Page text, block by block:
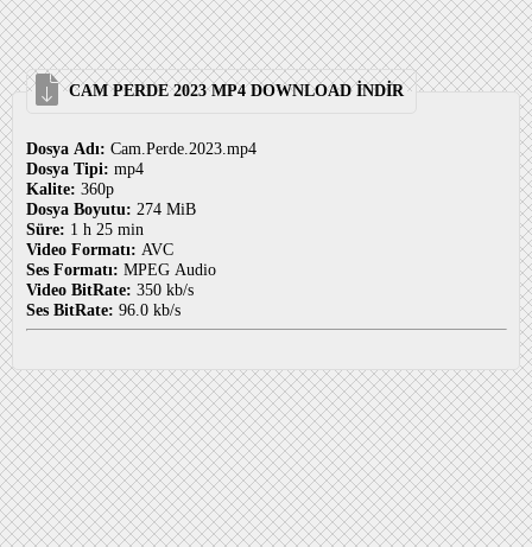
CAM PERDE 2023 MP4 DOWNLOAD İNDİR
Dosya Adı: Cam.Perde.2023.mp4
Dosya Tipi: mp4
Kalite: 360p
Dosya Boyutu: 274 MiB
Süre: 1 h 25 min
Video Formatı: AVC
Ses Formatı: MPEG Audio
Video BitRate: 350 kb/s
Ses BitRate: 96.0 kb/s